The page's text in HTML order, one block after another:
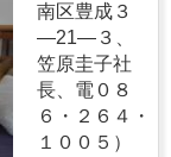
南区豊成３
―21―３、
笠原圭子社
長、電０８
６・２６４・
１００５）